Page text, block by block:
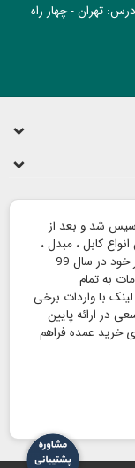
تهران - چهار راه
فیزیکی تاسیس شد و بعد از
کابل ، مبدل ،
فن و آداپتور و دارای هزار قلم کالای موجود در انبار خود در سال 99
به تمام
با واردات برخی
در ارائه پایین
خرید عمده فراهم